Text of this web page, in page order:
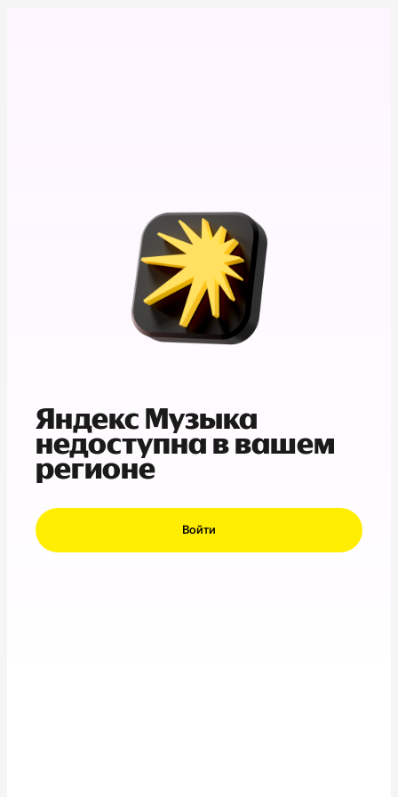
Яндекс Музыка
недоступна в вашем
регионе
Войти